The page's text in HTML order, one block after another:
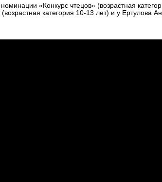
«Конкурс чтецов» (возрастная
категория 10-13 лет) и у Ертулова